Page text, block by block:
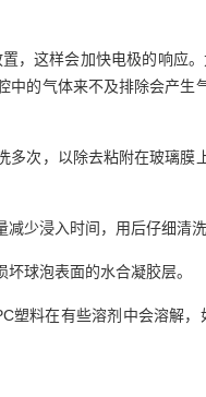
，这样会加快电极的响应
的气体来不及排除会产
次，以除去粘附在玻璃膜
少浸入时间，用后仔细清洗
球泡表面的水合凝胶层。
塑料在有些溶剂中会溶解，